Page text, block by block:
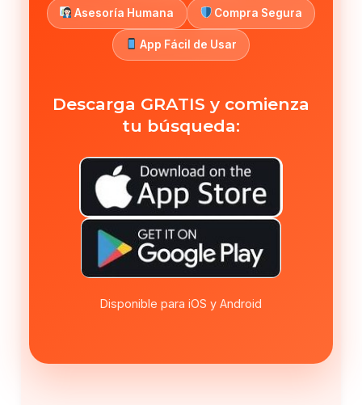
Asesoría Humana Compra Segura
App Fácil de Usar
Descarga GRATIS y comienza
tu búsqueda:
Disponible para iOS y Android